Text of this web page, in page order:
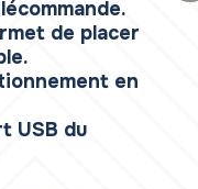
de placer
en
USB du